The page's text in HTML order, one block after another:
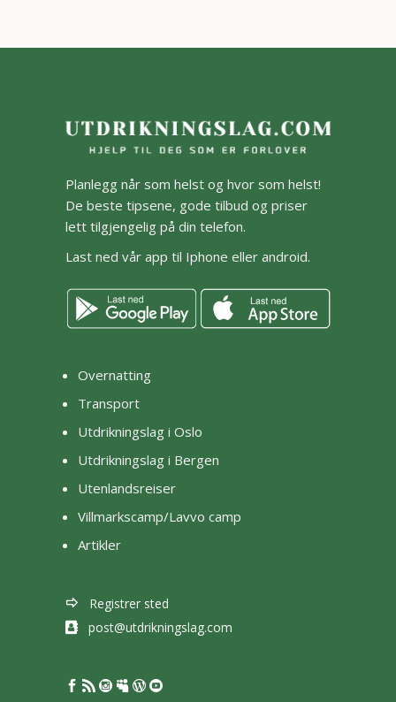
Planlegg når som helst og hvor som helst!
De beste tipsene, gode tilbud og priser
lett tilgjengelig på din telefon.
Last ned vår app til Iphone eller android.
Overnatting
Transport
Utdrikningslag i Oslo
Utdrikningslag i Bergen
Utenlandsreiser
Villmarkscamp/Lavvo camp
Artikler
Registrer sted
post@utdrikningslag.com